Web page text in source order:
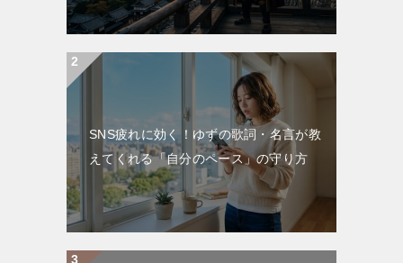
SNS疲れに効く！ゆずの歌詞・名言が教
えてくれる「自分のペース」の守り方